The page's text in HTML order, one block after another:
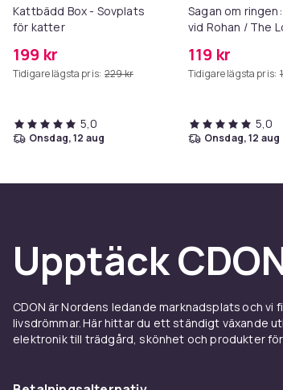
Kattbädd Box - Sovplats
för katter
199 kr
Tidigare lägsta pris: 229 kr
5,0
onsdag, 12 aug
Sagan om
vid Rohan / The
Rohirrim (DVD)
119 kr
Tidigare lägsta pris:
5,0
onsdag, 12 aug
Upptäck
CDON är Nordens ledande marknadsplats och
livsdrömmar. Här hittar du ett ständigt växande
elektronik till trädgård, skönhet och produkter